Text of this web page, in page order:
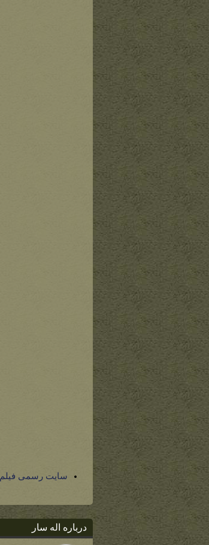
سایت رسمی فیلم
درباره اله سار